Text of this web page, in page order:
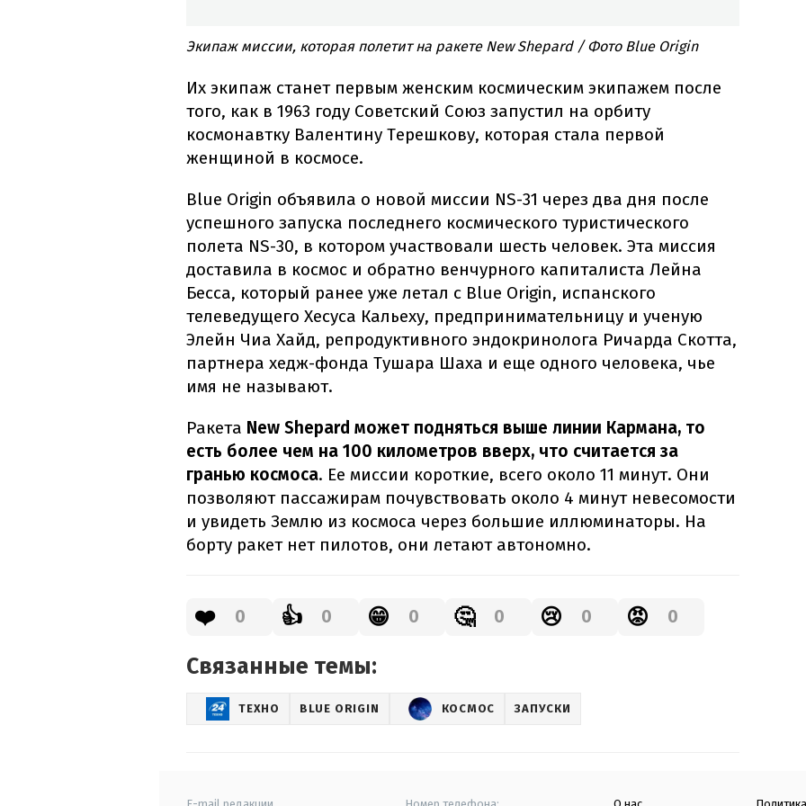
Экипаж миссии, которая полетит на ракете New Shepard / Фото Blue Origin
Их экипаж станет первым женским космическим экипажем после
того, как в 1963 году Советский Союз запустил на орбиту
космонавтку Валентину Терешкову, которая стала первой
женщиной в космосе.
Blue Origin объявила о новой миссии NS-31 через два дня после
успешного запуска последнего космического туристического
полета NS-30, в котором участвовали шесть человек. Эта миссия
доставила в космос и обратно венчурного капиталиста Лейна
Бесса, который ранее уже летал с Blue Origin, испанского
телеведущего Хесуса Кальеху, предпринимательницу и ученую
Элейн Чиа Хайд, репродуктивного эндокринолога Ричарда Скотта,
партнера хедж-фонда Тушара Шаха и еще одного человека, чье
имя не называют.
Ракета New Shepard может подняться выше линии Кармана, то
есть более чем на 100 километров вверх, что считается за
гранью космоса. Ее миссии короткие, всего около 11 минут. Они
позволяют пассажирам почувствовать около 4 минут невесомости
и увидеть Землю из космоса через большие иллюминаторы. На
борту ракет нет пилотов, они летают автономно.
❤️ 0 👍 0 😁 0 🤔 0 😢 0 😡 0
Связанные темы:
ТЕХНО BLUE ORIGIN КОСМОС ЗАПУСКИ